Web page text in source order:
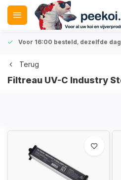
Voor 16:00 besteld, dezelfde
Terug
Filtreau UV-C Industry